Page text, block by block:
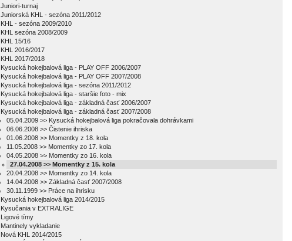
Juniori-turnaj
Juniorská KHL - sezóna 2011/2012
KHL - sezóna 2009/2010
KHL sezóna 2008/2009
KHL 15/16
KHL 2016/2017
KHL 2017/2018
Kysucká hokejbalová liga - PLAY OFF 2006/2007
Kysucká hokejbalová liga - PLAY OFF 2007/2008
Kysucká hokejbalová liga - sezóna 2011/2012
Kysucká hokejbalová liga - staršie foto - mix
Kysucká hokejbalová liga - základná časť 2006/2007
Kysucká hokejbalová liga - základná časť 2007/2008
05.04.2009 >> Kysucká hokejbalová liga pokračovala dohrávkami
06.06.2008 >> Čistenie ihriska
01.06.2008 >> Momentky z 18. kola
11.05.2008 >> Momentky zo 17. kola
04.05.2008 >> Momentky zo 16. kola
27.04.2008 >> Momentky z 15. kola
20.04.2008 >> Momentky zo 14. kola
14.04.2008 >> Základná časť 2007/2008
30.11.1999 >> Práce na ihrisku
Kysucká hokejbalová liga 2014/2015
Kysučania v EXTRALIGE
Ligové tímy
Mantinely vykladanie
Nová KHL 2014/2015